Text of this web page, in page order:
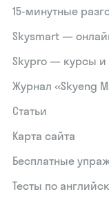
15‑минутные
Skysmart —
Skypro — курсы и
Журнал «Skyeng
Статьи
Карта сайта
Бесплатные
Тесты по